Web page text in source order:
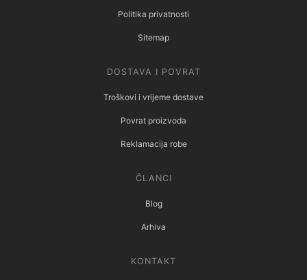
Politika privatnosti
Sitemap
DOSTAVA I POVRAT
Troškovi i vrijeme dostave
Povrat proizvoda
Reklamacija robe
ČLANCI
Blog
Arhiva
KONTAKT